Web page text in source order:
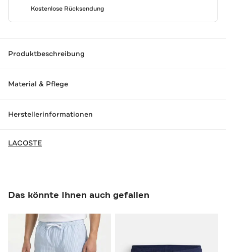
Kostenlose Rücksendung
Produktbeschreibung
Material & Pflege
Herstellerinformationen
LACOSTE
Das könnte Ihnen auch gefallen